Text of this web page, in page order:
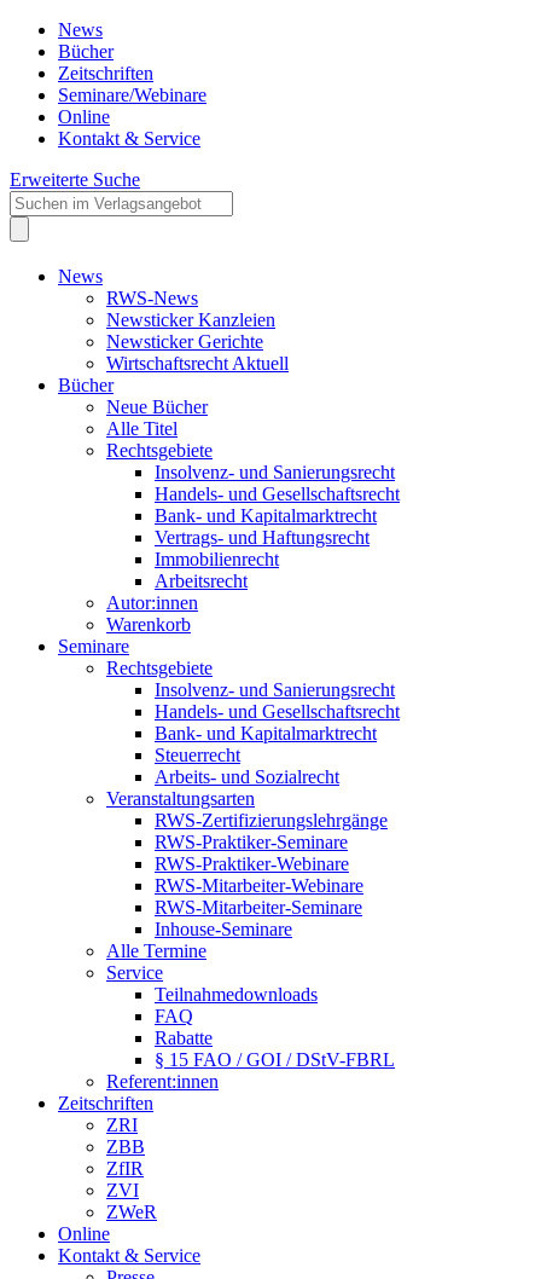
News
Bücher
Zeitschriften
Seminare/Webinare
Online
Kontakt & Service
Erweiterte Suche
News
RWS-News
Newsticker Kanzleien
Newsticker Gerichte
Wirtschaftsrecht Aktuell
Bücher
Neue Bücher
Alle Titel
Rechtsgebiete
Insolvenz- und Sanierungsrecht
Handels- und Gesellschaftsrecht
Bank- und Kapitalmarktrecht
Vertrags- und Haftungsrecht
Immobilienrecht
Arbeitsrecht
Autor:innen
Warenkorb
Seminare
Rechtsgebiete
Insolvenz- und Sanierungsrecht
Handels- und Gesellschaftsrecht
Bank- und Kapitalmarktrecht
Steuerrecht
Arbeits- und Sozialrecht
Veranstaltungsarten
RWS-Zertifizierungslehrgänge
RWS-Praktiker-Seminare
RWS-Praktiker-Webinare
RWS-Mitarbeiter-Webinare
RWS-Mitarbeiter-Seminare
Inhouse-Seminare
Alle Termine
Service
Teilnahmedownloads
FAQ
Rabatte
§ 15 FAO / GOI / DStV-FBRL
Referent:innen
Zeitschriften
ZRI
ZBB
ZfIR
ZVI
ZWeR
Online
Kontakt & Service